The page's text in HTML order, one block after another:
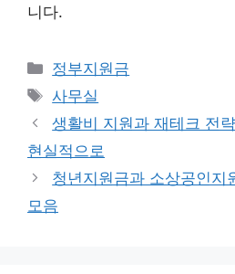
니다.
카
테
고
리
정부지원금
태
그
사무실
생활비 지원과 재테크 전
현실적으로
청년지원금과 소상공인지
모음